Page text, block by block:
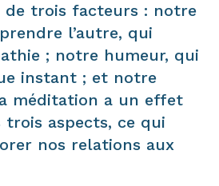
de trois facteurs : notre
l’autre, qui
; notre humeur, qui
instant ; et notre
méditation a un effet
aspects, ce qui
nos relations aux